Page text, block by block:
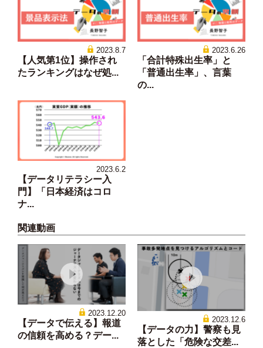
2023.8.7
【人気第1位】操作され
たランキングはなぜ処...
2023.6.26
「合計特殊出生率」と
「普通出生率」、言葉
の...
2023.6.2
【データリテラシー入
門】「日本経済はコロ
ナ...
関連動画
2023.12.20
【データで伝える】報道
の信頼を高める？デー...
2023.12.6
【データの力】警察も見
落とした「危険な交差...